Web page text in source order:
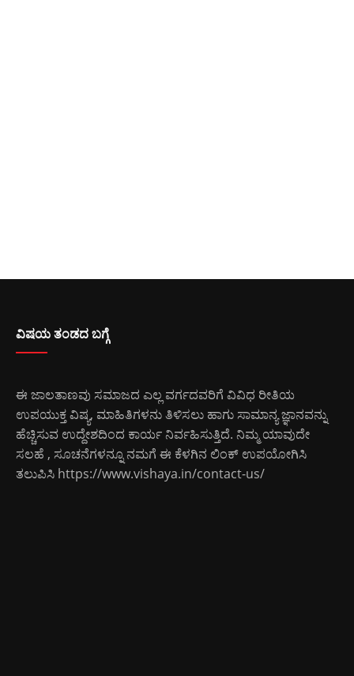
ವಿಷಯ ತಂಡದ ಬಗ್ಗೆ
ಈ ಜಾಲತಾಣವು ಸಮಾಜದ ಎಲ್ಲ ವರ್ಗದವರಿಗೆ ವಿವಿಧ ರೀತಿಯ
ಉಪಯುಕ್ತ ವಿಷ್ಯ, ಮಾಹಿತಿಗಳನು ತಿಳಿಸಲು ಹಾಗು ಸಾಮಾನ್ಯ ಜ್ಞಾನವನ್ನು
ಹೆಚ್ಚಿಸುವ ಉದ್ದೇಶದಿಂದ ಕಾರ್ಯ ನಿರ್ವಹಿಸುತ್ತಿದೆ. ನಿಮ್ಮ ಯಾವುದೇ
ಸಲಹೆ , ಸೂಚನೆಗಳನ್ನೂ ನಮಗೆ ಈ ಕೆಳಗಿನ ಲಿಂಕ್ ಉಪಯೋಗಿಸಿ
ತಲುಪಿಸಿ https://www.vishaya.in/contact-us/